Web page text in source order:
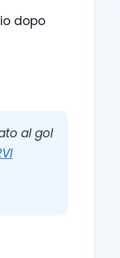
dopo
al gol